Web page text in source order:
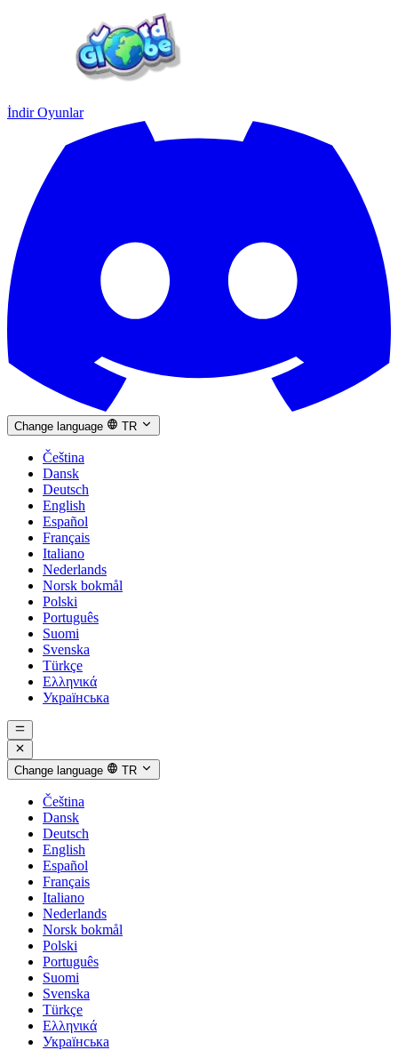
İndirOyunlar
Change language TR
Čeština
Dansk
Deutsch
English
Español
Français
Italiano
Nederlands
Norsk bokmål
Polski
Português
Suomi
Svenska
Türkçe
Ελληνικά
Українська
Change language TR
Čeština
Dansk
Deutsch
English
Español
Français
Italiano
Nederlands
Norsk bokmål
Polski
Português
Suomi
Svenska
Türkçe
Ελληνικά
Українська